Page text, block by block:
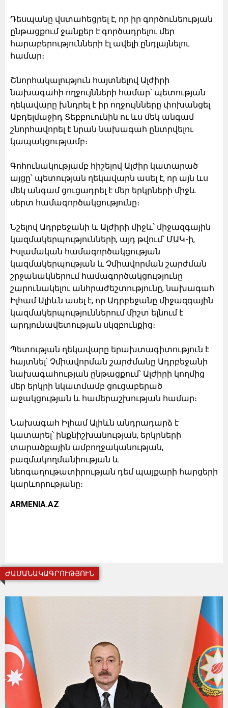
Դեսպանը վստահեցրել է, որ իր գործունեության
ընթացքում ջանքեր է գործադրելու մեր
հարաբերությունների էլ ավելի ընդլայնելու
համար։
Շնորհակալություն հայտնելով Ալժիրի
նախագահի ողջույնների համար՝ պետության
ղեկավարը խնդրել է իր ողջույնները փոխանցել
Աբդելմաջիդ Տեբբուունին ու ևս մեկ անգամ
շնորհավորել է նրան նախագահ ընտրվելու
կապակցությամբ։
Գոհունակությամբ հիշելով Ալժիր կատարած
այցը՝ պետության ղեկավարն ասել է, որ այն ևս
մեկ անգամ ցուցադրել է մեր երկրների միջև
սերտ համագործակցությունը։
Նշելով Ադրբեջանի և Ալժիրի միջև՝ միջազգային
կազմակերպությունների, այդ թվում՝ ՄԱԿ-ի,
Իսլամական համագործակցության
կազմակերպության և Չմիավորման շարժման
շրջանակներում համագործակցությունը
շարունակելու անհրաժեշտությունը, նախագահ
Իլհամ Ալիևն ասել է, որ Ադրբեջանը միջազգային
կազմակերպություններում միշտ ելնում է
արդյունավետության սկզբունքից։
Պետության ղեկավարը երախտագիտություն է
հայտնել՝ Չմիավորման շարժմանը Ադրբեջանի
նախագահության ընթացքում՝ Ալժիրի կողմից
մեր երկրի նկատմամբ ցուցաբերած
աջակցության և համերաշխության համար։
Նախագահ Իլհամ Ալիևն անդրադարձ է
կատարել՝ ինքնիշխանության, երկրների
տարածքային ամբողջականության,
բազմակողմանիության և
նեոգաղութատիրության դեմ պայքարի հարցերի
կարևորությանը։
ARMENIA.AZ
ԺԱՄԱՆԱԿԱԳՐՈՒԹՅՈՒՆ